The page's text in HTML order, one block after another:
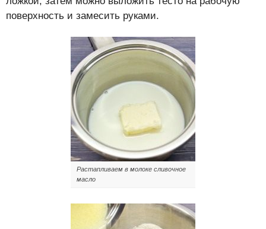
поверхность и замесить руками.
Растапливаем в молоке сливочное
масло